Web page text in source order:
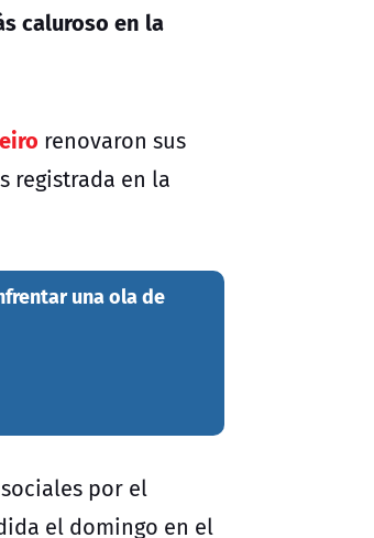
caluroso en la
renovaron sus
registrada en la
una ola de
por el
el domingo en el